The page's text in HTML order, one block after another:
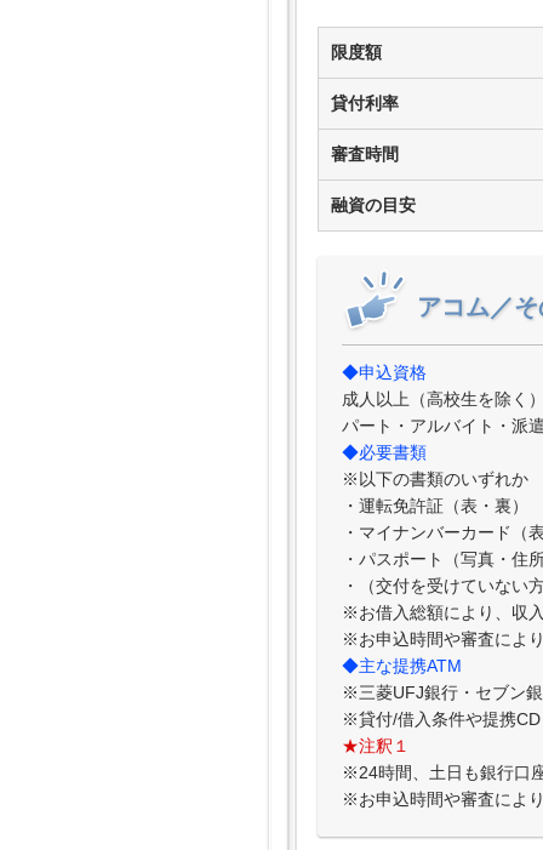
限度額
貸付利率
審査時間
融資の目安
アコム／
◆申込資格
成人以上（高校生を除く
パート・アルバイト・派
◆必要書類
※以下の書類のいずれか
・運転免許証（表・裏）
・マイナンバーカード（
・パスポート（写真・住
・（交付を受けていない
※お借入総額により、収
※お申込時間や審査によ
◆主な提携ATM
※三菱UFJ銀行・セブン
※貸付/借入条件や提携
★注釈１
※24時間、土日も銀行口
※お申込時間や審査によ